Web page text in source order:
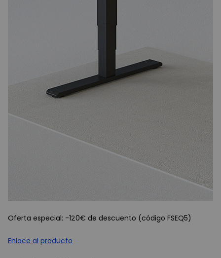
Oferta especial: -120€ de descuento (código FSEQ5)
Enlace al producto